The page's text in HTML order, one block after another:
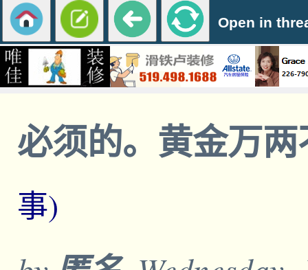
Open in
必须的。黄金万
事)